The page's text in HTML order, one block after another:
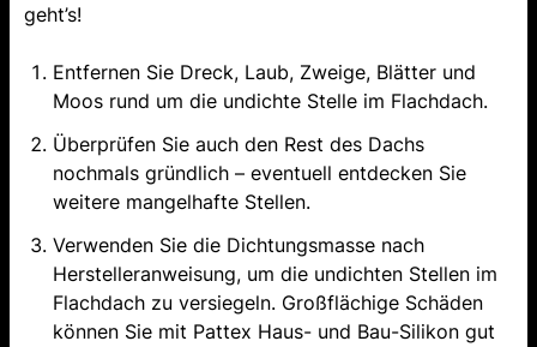
geht’s!
Entfernen Sie Dreck, Laub, Zweige, Blätter und
Moos rund um die undichte Stelle im Flachdach.
Überprüfen Sie auch den Rest des Dachs
nochmals gründlich – eventuell entdecken Sie
weitere mangelhafte Stellen.
Verwenden Sie die Dichtungsmasse nach
Herstelleranweisung, um die undichten Stellen im
Flachdach zu versiegeln. Großflächige Schäden
können Sie mit Pattex Haus- und Bau-Silikon gut